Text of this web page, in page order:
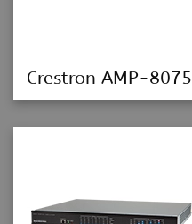
Crestron AMP-8075